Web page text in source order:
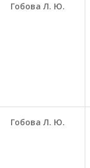
Гобова Л. Ю.
Гобова Л. Ю.